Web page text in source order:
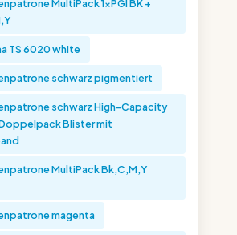
MultiPack 1xPGI BK +
TS 6020 white
schwarz pigmentiert
schwarz High-Capacity
Blister mit
MultiPack Bk,C,M,Y
magenta